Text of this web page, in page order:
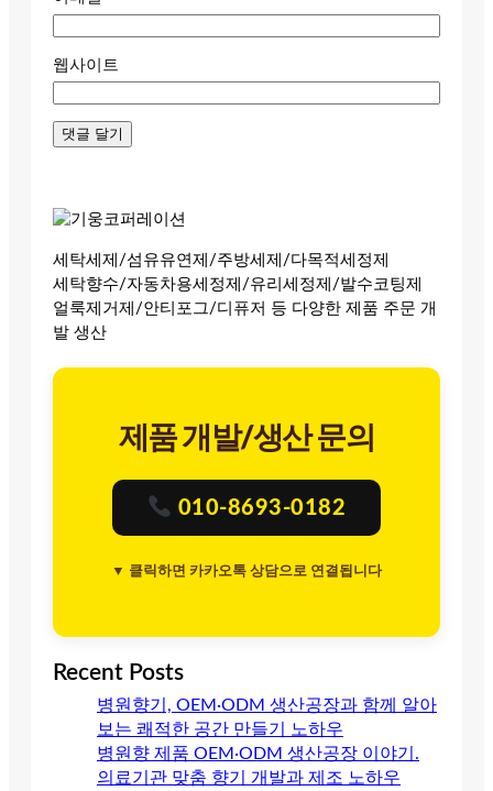
웹사이트
세탁세제/섬유유연제/주방세제/다목적세정제
세탁향수/자동차용세정제/유리세정제/발수코팅제
얼룩제거제/안티포그/디퓨저 등 다양한 제품 주문 개
발 생산
제품 개발/생산 문의
010-8693-0182
▼ 클릭하면 카카오톡 상담으로 연결됩니다
Recent Posts
병원향기, OEM·ODM 생산공장과 함께 알아
보는 쾌적한 공간 만들기 노하우
병원향 제품 OEM·ODM 생산공장 이야기.
의료기관 맞춤 향기 개발과 제조 노하우